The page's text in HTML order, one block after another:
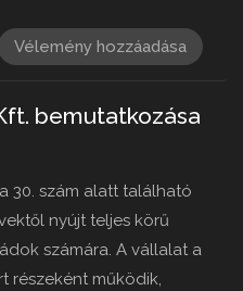
Vélemény hozzáadása
bemutatkozása
30. szám alatt található
nyújt teljes körű
számára. A vállalat a
részeként működik,